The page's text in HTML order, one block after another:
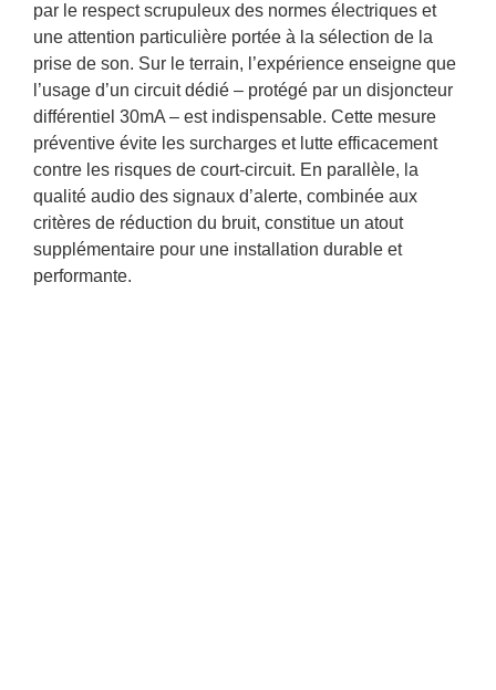
par le respect scrupuleux des normes électriques et
une attention particulière portée à la sélection de la
prise de son. Sur le terrain, l’expérience enseigne que
l’usage d’un circuit dédié – protégé par un disjoncteur
différentiel 30mA – est indispensable. Cette mesure
préventive évite les surcharges et lutte efficacement
contre les risques de court-circuit. En parallèle, la
qualité audio des signaux d’alerte, combinée aux
critères de réduction du bruit, constitue un atout
supplémentaire pour une installation durable et
performante.